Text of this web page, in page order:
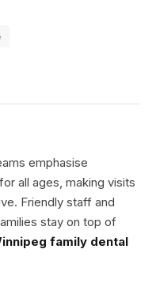
emphasise
all ages, making visits
Friendly staff and
stay on top of
family dental